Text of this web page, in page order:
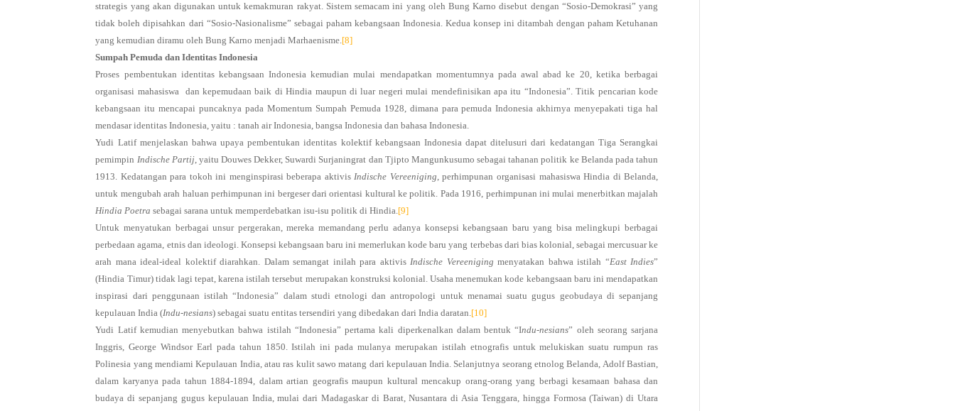
strategis yang akan digunakan untuk kemakmuran rakyat. Sistem semacam ini yang oleh Bung Karno disebut dengan “Sosio-Demokrasi” yang
tidak boleh dipisahkan dari “Sosio-Nasionalisme” sebagai paham kebangsaan Indonesia. Kedua konsep ini ditambah dengan paham Ketuhanan
yang kemudian diramu oleh Bung Karno menjadi Marhaenisme.[8]
Sumpah Pemuda dan Identitas Indonesia
Proses pembentukan identitas kebangsaan Indonesia kemudian mulai mendapatkan momentumnya pada awal abad ke 20, ketika berbagai
organisasi mahasiswa dan kepemudaan baik di Hindia maupun di luar negeri mulai mendefinisikan apa itu “Indonesia”. Titik pencarian kode
kebangsaan itu mencapai puncaknya pada Momentum Sumpah Pemuda 1928, dimana para pemuda Indonesia akhirnya menyepakati tiga hal
mendasar identitas Indonesia, yaitu : tanah air Indonesia, bangsa Indonesia dan bahasa Indonesia.
Yudi Latif menjelaskan bahwa upaya pembentukan identitas kolektif kebangsaan Indonesia dapat ditelusuri dari kedatangan Tiga Serangkai
pemimpin Indische Partij, yaitu Douwes Dekker, Suwardi Surjaningrat dan Tjipto Mangunkusumo sebagai tahanan politik ke Belanda pada tahun
1913. Kedatangan para tokoh ini menginspirasi beberapa aktivisIndische Vereeniging, perhimpunan organisasi mahasiswa Hindia di Belanda,
untuk mengubah arah haluan perhimpunan ini bergeser dari orientasi kultural ke politik. Pada 1916, perhimpunan ini mulai menerbitkan majalah
Hindia Poetra sebagai sarana untuk memperdebatkan isu-isu politik di Hindia.[9]
Untuk menyatukan berbagai unsur pergerakan, mereka memandang perlu adanya konsepsi kebangsaan baru yang bisa melingkupi berbagai
perbedaan agama, etnis dan ideologi. Konsepsi kebangsaan baru ini memerlukan kode baru yang terbebas dari bias kolonial, sebagai mercusuar ke
arah mana ideal-ideal kolektif diarahkan. Dalam semangat inilah para aktivisIndische Vereeniging menyatakan bahwa istilah “East Indies”
(Hindia Timur) tidak lagi tepat, karena istilah tersebut merupakan konstruksi kolonial. Usaha menemukan kode kebangsaan baru ini mendapatkan
inspirasi dari penggunaan istilah “Indonesia” dalam studi etnologi dan antropologi untuk menamai suatu gugus geobudaya di sepanjang
kepulauan India (Indu-nesians) sebagai suatu entitas tersendiri yang dibedakan dari India daratan.[10]
Yudi Latif kemudian menyebutkan bahwa istilah “Indonesia” pertama kali diperkenalkan dalam bentuk “Indu-nesians” oleh seorang sarjana
Inggris, George Windsor Earl pada tahun 1850. Istilah ini pada mulanya merupakan istilah etnografis untuk melukiskan suatu rumpun ras
Polinesia yang mendiami Kepulauan India, atau ras kulit sawo matang dari kepulauan India. Selanjutnya seorang etnolog Belanda, Adolf Bastian,
dalam karyanya pada tahun 1884-1894, dalam artian geografis maupun kultural mencakup orang-orang yang berbagi kesamaan bahasa dan
budaya di sepanjang gugus kepulauan India, mulai dari Madagaskar di Barat, Nusantara di Asia Tenggara, hingga Formosa (Taiwan) di Utara